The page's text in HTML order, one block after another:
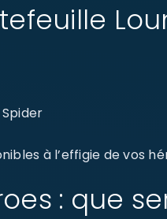
à l’effigie de vos
: que